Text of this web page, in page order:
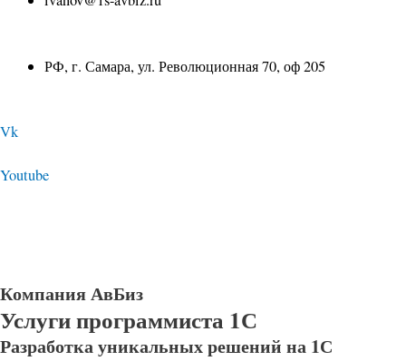
РФ, г. Самара, ул. Революционная 70, оф 205
Vk
Youtube
Компания АвБиз
Услуги программиста 1С
Разработка уникальных решений на 1С